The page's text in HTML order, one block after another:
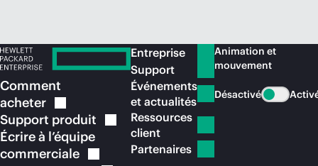
Comment
acheter
Support produit
Écrire à l’équipe
commerciale
Entreprise
Support
Événements
et actualités
Ressources
client
Partenaires
Animation et
mouvement
Désactivé